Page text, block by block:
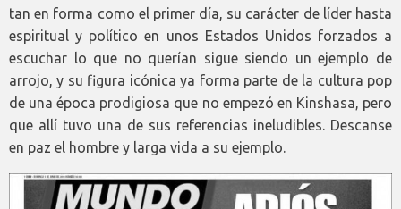
tan en forma como el primer día, su carácter de líder hasta
espiritual y político en unos Estados Unidos forzados a
escuchar lo que no querían sigue siendo un ejemplo de
arrojo, y su figura icónica ya forma parte de la cultura pop
de una época prodigiosa que no empezó en Kinshasa, pero
que allí tuvo una de sus referencias ineludibles. Descanse
en paz el hombre y larga vida a su ejemplo.